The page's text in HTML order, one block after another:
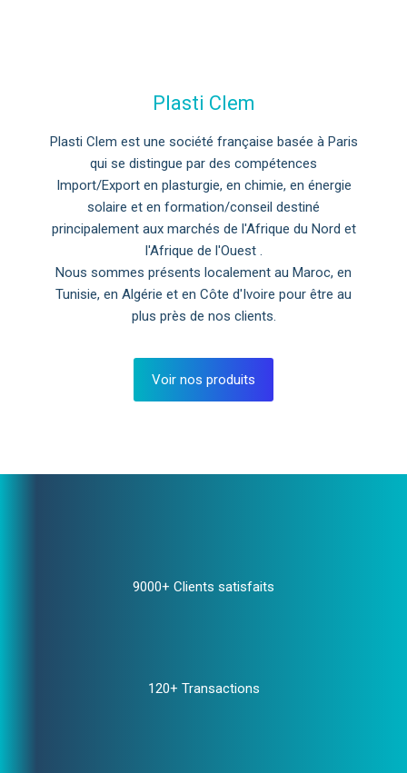
Plasti Clem
Plasti Clem est une société française basée à Paris
qui se distingue par des compétences
Import/Export en plasturgie, en chimie, en énergie
solaire et en formation/conseil destiné
principalement aux marchés de l'Afrique du Nord et
l'Afrique de l'Ouest .
Nous sommes présents localement au Maroc, en
Tunisie, en Algérie et en Côte d'Ivoire pour être au
plus près de nos clients.
Voir nos produits
9000+ Clients satisfaits
120+ Transactions